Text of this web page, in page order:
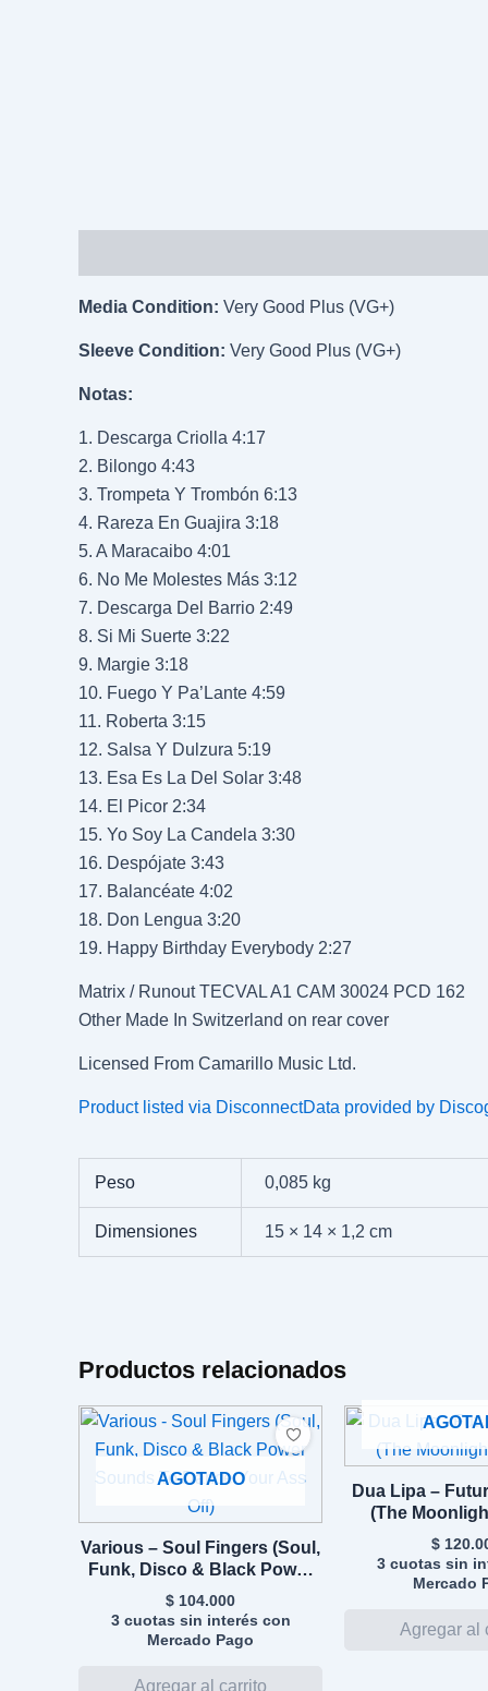
Media Condition: Very Good Plus (VG+)
Sleeve Condition: Very Good Plus (VG+)
Notas:
1. Descarga Criolla 4:17
2. Bilongo 4:43
3. Trompeta Y Trombón 6:13
4. Rareza En Guajira 3:18
5. A Maracaibo 4:01
6. No Me Molestes Más 3:12
7. Descarga Del Barrio 2:49
8. Si Mi Suerte 3:22
9. Margie 3:18
10. Fuego Y Pa’Lante 4:59
11. Roberta 3:15
12. Salsa Y Dulzura 5:19
13. Esa Es La Del Solar 3:48
14. El Picor 2:34
15. Yo Soy La Candela 3:30
16. Despójate 3:43
17. Balancéate 4:02
18. Don Lengua 3:20
19. Happy Birthday Everybody 2:27
Matrix / Runout TECVAL A1 CAM 30024 PCD 162
Other Made In Switzerland on rear cover
Licensed From Camarillo Music Ltd.
Product listed via DisconnectData provided by
Peso 0,085 kg
Dimensiones 15 × 14 × 1,2 cm
Productos relacionados
AGOTADO
Various – Soul Fingers (Soul,
Funk, Disco & Black Power
Sounds To Dance Your Ass
Off)
$ 104.000
3 cuotas sin interés con
Mercado Pago
Dua Lipa –
(The
$
3 cuotas sin
Mercado